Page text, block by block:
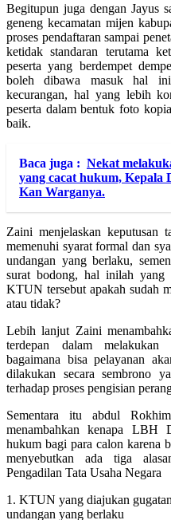
Begitupun juga dengan Jayus
geneng kecamatan mijen
proses pendaftaran sampai
ketidak standaran terutama
peserta yang berdempet
boleh dibawa masuk hal ini
kecurangan, hal yang lebih
peserta dalam bentuk foto
baik.
Baca juga : Nekat
yang cacat hukum, Kepala
Kan Warganya.
Zaini menjelaskan keputusan
memenuhi syarat formal dan
undangan yang berlaku,
surat bodong, hal inilah yang
KTUN tersebut apakah sudah
atau tidak?
Lebih lanjut Zaini
terdepan dalam melakukan
bagaimana bisa pelayanan
dilakukan secara sembrono
terhadap proses pengisian
Sementara itu abdul
menambahkan kenapa LBH
hukum bagi para calon karena
menyebutkan ada tiga
Pengadilan Tata Usaha Negara
1. KTUN yang diajukan
undangan yang berlaku